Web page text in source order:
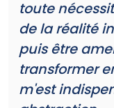
toute
de la réalité
puis être
transformer
m'est